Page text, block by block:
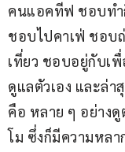
คนแอคทีฟ ชอบทำ
ชอบไปคาเฟ่ ชอบ
เที่ยว ชอบอยู่กับเ
ดูแลตัวเอง และล่า
คือ หลาย ๆ อย่าง
โม ซึ่งก็มีความหล